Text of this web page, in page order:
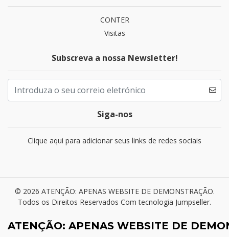
CONTER
Visitas
Subscreva a nossa Newsletter!
Siga-nos
Clique aqui para adicionar seus links de redes sociais
© 2026 ATENÇÃO: APENAS WEBSITE DE DEMONSTRAÇÃO.
Todos os Direitos Reservados Com tecnologia Jumpseller.
ATENÇÃO: APENAS WEBSITE DE